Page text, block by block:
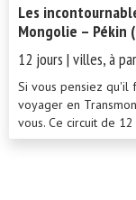
Les
Mongolie – Pékin
12 jours | villes, à
Si vous pensiez qu'il
voyager en
vous. Ce circuit de
tem...